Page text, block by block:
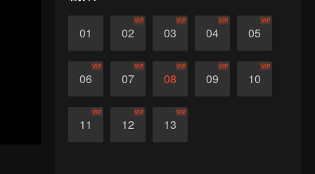
01 02
VIP
03
VIP
04
VIP
05
VIP
06
VIP
07
VIP
08
VIP
09
VIP
10
VIP
11
VIP
12
VIP
13
VIP